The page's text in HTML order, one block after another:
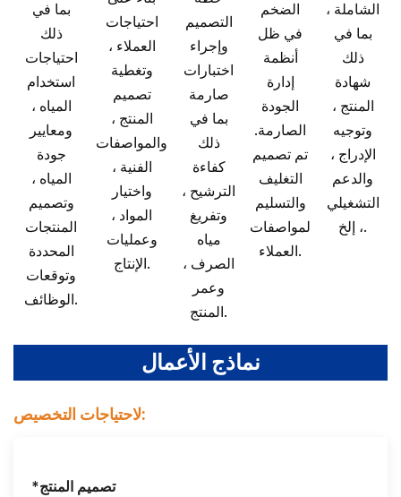
بما في
ذلك
احتياجات
استخدام
المياه ،
ومعايير
جودة
المياه ،
وتصميم
المنتجات
المحددة
وتوقعات
الوظائف.
احتياجات
العملاء ،
وتغطية
تصميم
المنتج ،
والمواصفات
الفنية ،
واختيار
المواد ،
وعمليات
الإنتاج.
التصميم
وإجراء
اختبارات
صارمة
بما في
ذلك
كفاءة
الترشيح ،
وتفريغ
مياه
الصرف ،
وعمر
المنتج.
الضخم
في ظل
أنظمة
إدارة
الجودة
الصارمة.
تم تصميم
التغليف
والتسليم
لمواصفات
العملاء.
الشاملة ،
بما في
ذلك
شهادة
المنتج ،
وتوجيه
الإدراج ،
والدعم
التشغيلي
، إلخ.
نماذج الأعمال
لاحتياجات التخصيص:
*تصميم المنتج